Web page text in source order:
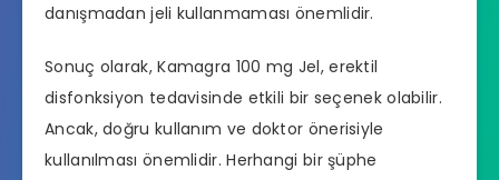
danışmadan jeli kullanmaması önemlidir.
Sonuç olarak, Kamagra 100 mg Jel, erektil
disfonksiyon tedavisinde etkili bir seçenek olabilir.
Ancak, doğru kullanım ve doktor önerisiyle
kullanılması önemlidir. Herhangi bir şüphe